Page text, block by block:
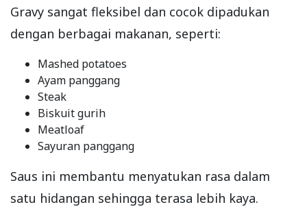
Gravy sangat fleksibel dan cocok dipadukan
dengan berbagai makanan, seperti:
Mashed potatoes
Ayam panggang
Steak
Biskuit gurih
Meatloaf
Sayuran panggang
Saus ini membantu menyatukan rasa dalam
satu hidangan sehingga terasa lebih kaya.